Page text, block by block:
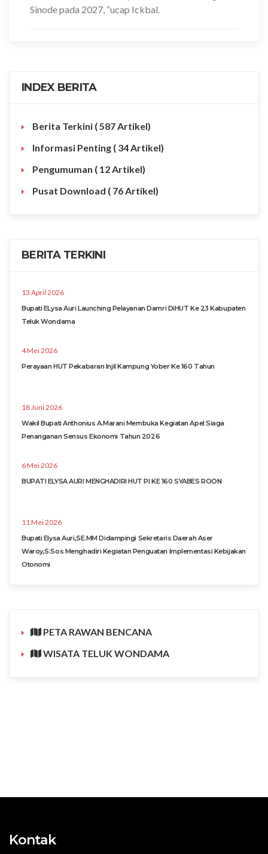
Sinode pada 2027, “ucap Ickbal.
INDEX BERITA
Berita Terkini ( 587 Artikel)
Informasi Penting ( 34 Artikel)
Pengumuman ( 12 Artikel)
Pusat Download ( 76 Artikel)
BERITA TERKINI
13 April 2026
Bupati ELysa Auri Launching Pelayanan Damri DiHUT Ke 23 Kabupaten
Teluk Wondama
4 Mei 2026
Perayaan HUT Pekabaran Injil Kampung Yober Ke 160 Tahun
18 Juni 2026
Wakil Bupati Anthonius A.Marani Membuka Kegiatan Apel Siaga
Penanganan Sensus Ekonomi Tahun 2026
6 Mei 2026
BUPATI ELYSA AURI MENGHADIRI HUT PI KE 160 SYABES ROON
11 Mei 2026
Bupati Elysa Auri,SE.MM Didampingi Sekretaris Daerah Aser
Waroy,S.Sos Menghadiri Kegiatan Penguatan Implementasi Kebijakan
Otonomi
PETA RAWAN BENCANA
WISATA TELUK WONDAMA
Kontak